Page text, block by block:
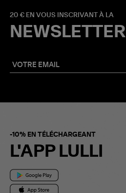
20 € EN VOUS INSCRIVANT À LA
NEWSLETTER
-10% EN TÉLÉCHARGEANT
L'APP LULLI